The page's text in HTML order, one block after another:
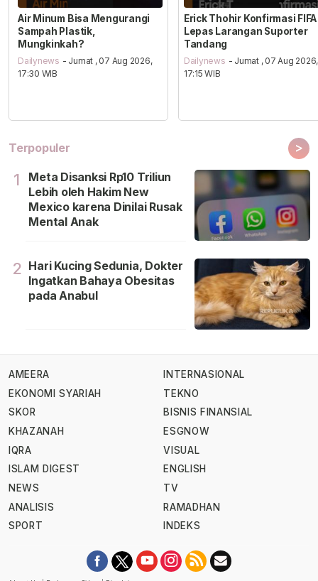
Air Minum Bisa Mengurangi
Sampah Plastik,
Mungkinkah?
Dailynews - Jumat , 07 Aug 2026,
17:30 WIB
Erick Thohir Konfirmasi FIFA
Lepas Larangan Suporter
Tandang
Dailynews - Jumat , 07 Aug 2026,
17:15 WIB
Terpopuler >
1
Meta Disanksi Rp10 Triliun
Lebih oleh Hakim New
Mexico karena Dinilai Rusak
Mental Anak
2 Hari Kucing Sedunia, Dokter
Ingatkan Bahaya Obesitas
pada Anabul
AMEERA
EKONOMI SYARIAH
SKOR
KHAZANAH
IQRA
ISLAM DIGEST
NEWS
ANALISIS
SPORT
INTERNASIONAL
TEKNO
BISNIS FINANSIAL
ESGNOW
VISUAL
ENGLISH
TV
RAMADHAN
INDEKS